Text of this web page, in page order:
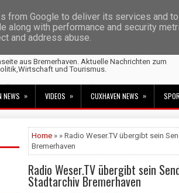
aus Bremerhaven. Aktuelle Nachrichten zum
und Tourismus.
NEWS » VIDEOS » CUXHAVEN NEWS »
Home » » Radio Weser.TV übergibt sein
Bremerhaven
Radio Weser.TV übergibt sein
Stadtarchiv Bremerhaven
from Google to deliver its services and
along with performance and security
and address abuse.